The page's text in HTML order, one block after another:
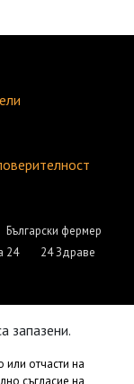
Български фермер
24
24 Здраве
запазени.
отчасти на